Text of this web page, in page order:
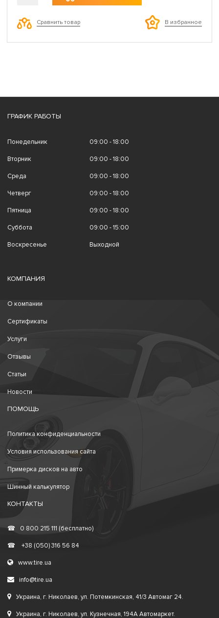
Сравнить товар В избранное
ГРАФИК РАБОТЫ
Понедельник 09:00 - 18:00
Вторник 09:00 - 18:00
Среда 09:00 - 18:00
Четверг 09:00 - 18:00
Пятница 09:00 - 18:00
Суббота 09:00 - 15:00
Воскресенье Выходной
КОМПАНИЯ
О компании
Сертификаты
Услуги
Отзывы
Статьи
Новости
ПОМОЩЬ
Политика конфиденциальности
Условия использования сайта
Примерка дисков на авто
Шинный калькулятор
КОНТАКТЫ
☎ 0 800 215 111 (бесплатно)
☎ +38 (050) 316 56 84
www.tire.ua
info@tire.ua
Украина, г. Николаев, ул. Потемкинская, 41/3 Автомаг 24.
Украина, г. Николаев, ул. Кузнечная, 194А Автомаркет.